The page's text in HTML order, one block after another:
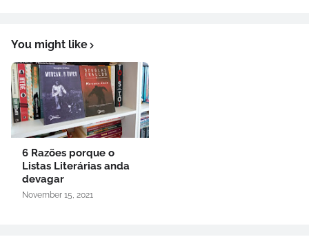
You might like
6 Razões porque o
Listas Literárias anda
devagar
November 15, 2021